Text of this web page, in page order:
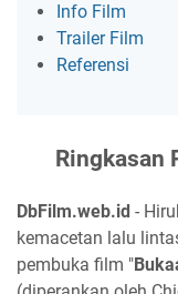
Info Film
Trailer Film
Referensi
Ringkasan
DbFilm.web.id -
kemacetan lalu
pembuka film "